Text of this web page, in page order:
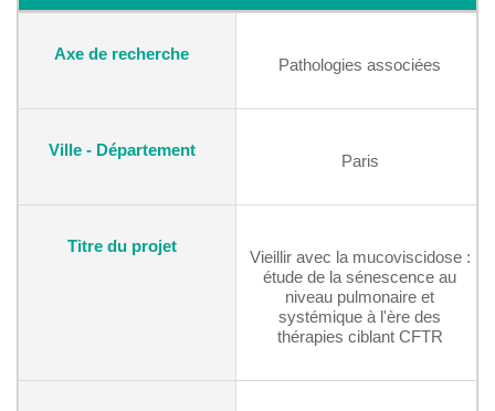
Pathologies associées
Paris
Vieillir avec la mucoviscidose :
étude de la sénescence au
niveau pulmonaire et
systémique à l'ère des
thérapies ciblant CFTR